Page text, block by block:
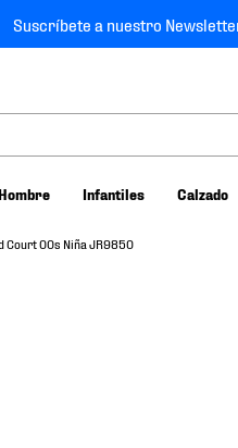
Suscríbete a nuestro
Infantiles Calzado
Court 00s Niña JR9850